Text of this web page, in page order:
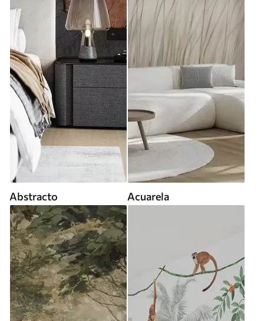
Abstracto Acuarela